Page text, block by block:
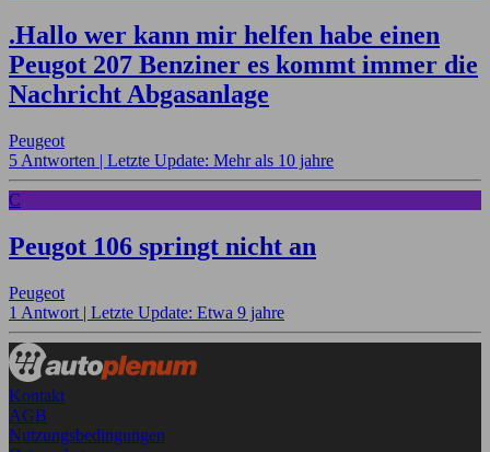
.Hallo wer kann mir helfen habe einen
Peugot 207 Benziner es kommt immer die
Nachricht Abgasanlage
Peugeot
5 Antworten | Letzte Update: Mehr als 10 jahre
C
Peugot 106 springt nicht an
Peugeot
1 Antwort | Letzte Update: Etwa 9 jahre
Kontakt
AGB
Nutzungsbedingungen